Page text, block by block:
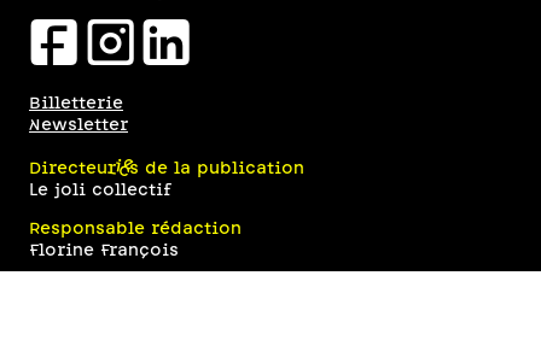
facebookiconinstagramiconlinkedinicon
Billetterie
Newsletter
Directeur·ices de la publication
Le joli collectif
Responsable rédaction
Florine François